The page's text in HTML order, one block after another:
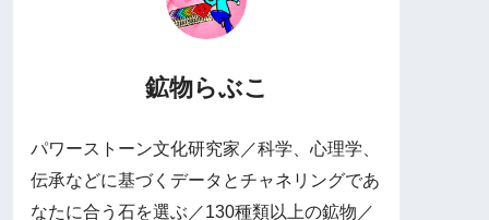
鉱物らぶこ
パワーストーン文化研究家／科学、心理学、
伝承などに基づくデータとチャネリングであ
なたに合う石を選ぶ／130種類以上の鉱物／